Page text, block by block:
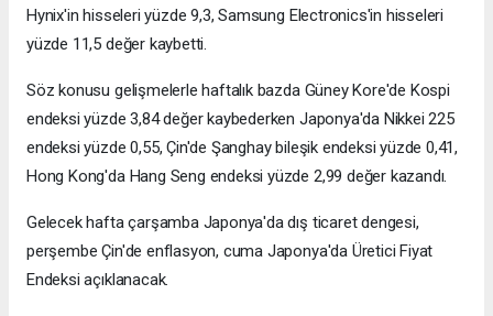
Hynix'in hisseleri yüzde 9,3, Samsung Electronics'in hisseleri
yüzde 11,5 değer kaybetti.
Söz konusu gelişmelerle haftalık bazda Güney Kore'de Kospi
endeksi yüzde 3,84 değer kaybederken Japonya'da Nikkei 225
endeksi yüzde 0,55, Çin'de Şanghay bileşik endeksi yüzde 0,41,
Hong Kong'da Hang Seng endeksi yüzde 2,99 değer kazandı.
Gelecek hafta çarşamba Japonya'da dış ticaret dengesi,
perşembe Çin'de enflasyon, cuma Japonya'da Üretici Fiyat
Endeksi açıklanacak.